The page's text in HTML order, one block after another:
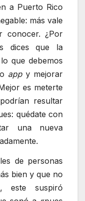
a Puerto Rico
más vale
conocer. ¿Por
dices que la
que debemos
appy mejorar
es meterte
resultar
quédate con
una nueva
de personas
bien y que no
este suspiró